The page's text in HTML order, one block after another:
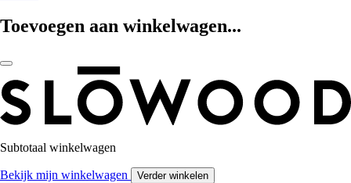
Toevoegen aan winkelwagen...
Subtotaal winkelwagen
Bekijk mijn winkelwagen Verder winkelen